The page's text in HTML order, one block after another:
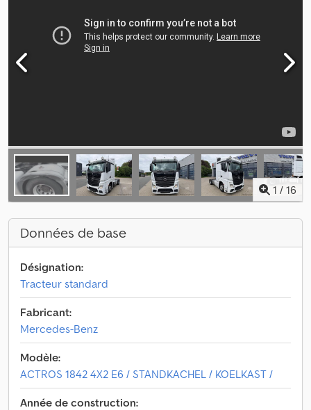
1 / 16
Données de base
Désignation:
Tracteur standard
Fabricant:
Mercedes-Benz
Modèle:
ACTROS 1842 4X2 E6 / STANDKACHEL / KOELKAST /
Année de construction: